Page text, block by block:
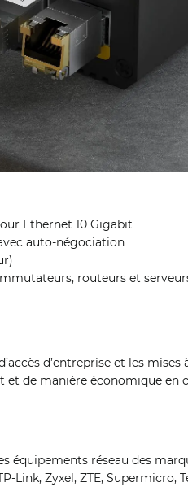
Ethernet 10 Gigabit
auto-négociation
routeurs et
d’entreprise et les mises
de manière économique en
équipements réseau des
Link, Zyxel, ZTE, Supermicro,